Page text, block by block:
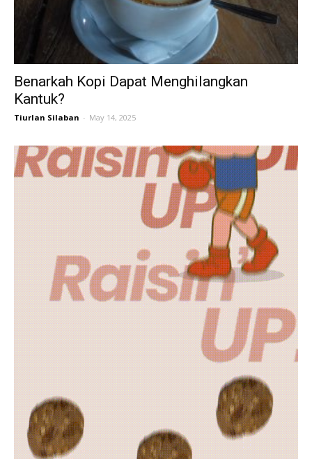
Benarkah Kopi Dapat Menghilangkan
Kantuk?
Tiurlan Silaban - May 14, 2025